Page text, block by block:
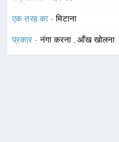
एक तरह का -मिटाना
प्रकार -नंगा करना ,आँख खोलना